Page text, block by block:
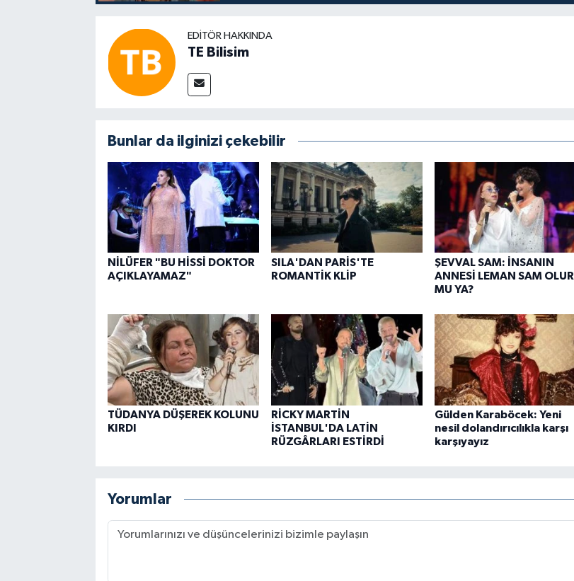
EDITÖR HAKKINDA
TE Bilisim
Bunlar da ilginizi çekebilir
NİLÜFER "BU HİSSİ DOKTOR
AÇIKLAYAMAZ"
SILA'DAN PARİS'TE
ROMANTİK KLİP
ŞEVVAL SAM: İNSANIN
ANNESİ LEMAN SAM OLUR
MU YA?
TÜDANYA DÜŞEREK KOLUNU
KIRDI
RİCKY MARTİN
İSTANBUL'DA LATİN
RÜZGÂRLARI ESTİRDİ
Gülden Karaböcek: Yeni
nesil dolandırıcılıkla karşı
karşıyayız
Yorumlar